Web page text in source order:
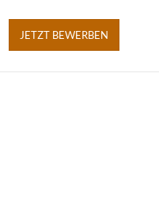
JETZT BEWERBEN